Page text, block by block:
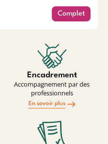
Complet
Encadrement
Accompagnement par des
professionnels
En savoir plus